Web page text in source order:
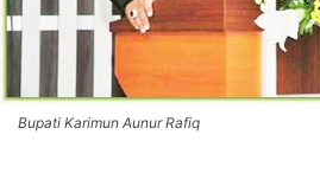
Bupati Karimun Aunur Rafiq